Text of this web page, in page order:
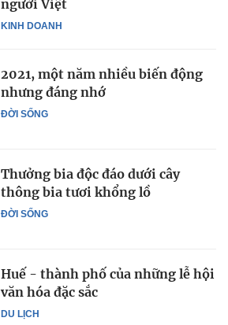
KINH DOANH
người Việt
ĐỜI SỐNG
2021, một năm nhiều biến động
nhưng đáng nhớ
ĐỜI SỐNG
Thưởng bia độc đáo dưới cây
thông bia tươi khổng lồ
DU LỊCH
Huế - thành phố của những lễ hội
văn hóa đặc sắc